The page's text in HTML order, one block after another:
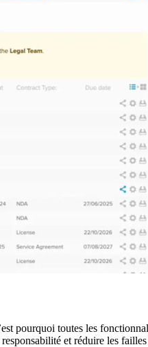
pourquoi toutes les
et réduire les